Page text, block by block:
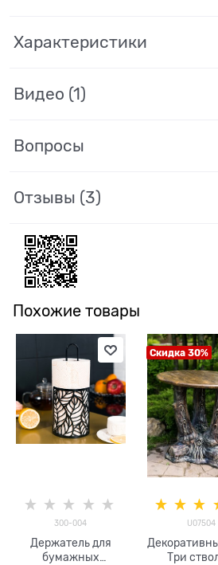
Характеристики
Видео (1)
Вопросы
Отзывы (3)
Похожие товары
300-004
Держатель для
бумажных
Скидка 30%
U07504
Три